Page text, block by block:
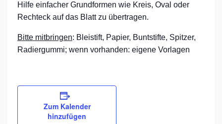
Hilfe einfacher Grundformen wie Kreis, Oval oder
Rechteck auf das Blatt zu übertragen.
Bitte mitbringen: Bleistift, Papier, Buntstifte, Spitzer,
Radiergummi; wenn vorhanden: eigene Vorlagen
Zum Kalender
hinzufügen